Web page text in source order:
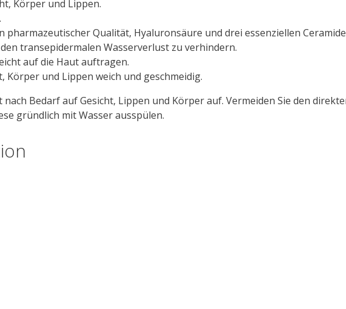
Körper und Lippen.
pharmazeutischer Qualität, Hyaluronsäure und drei essenziellen
transepidermalen Wasserverlust zu verhindern.
auf die Haut auftragen.
Körper und Lippen weich und geschmeidig.
nach Bedarf auf Gesicht, Lippen und Körper auf. Vermeiden Sie den
gründlich mit Wasser ausspülen.